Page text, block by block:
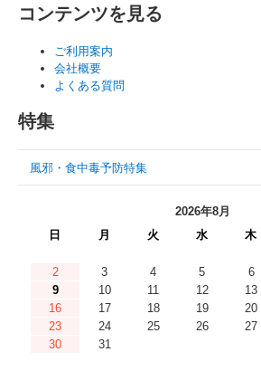
コンテンツを見る
ご利用案内
会社概要
よくある質問
特集
風邪・食中毒予防特集
2026年8月
日
月 火 水 木
2
3 4 5 6
9
10 11 12 13
16
17 18 19 20
23
24 25 26 27
30
31